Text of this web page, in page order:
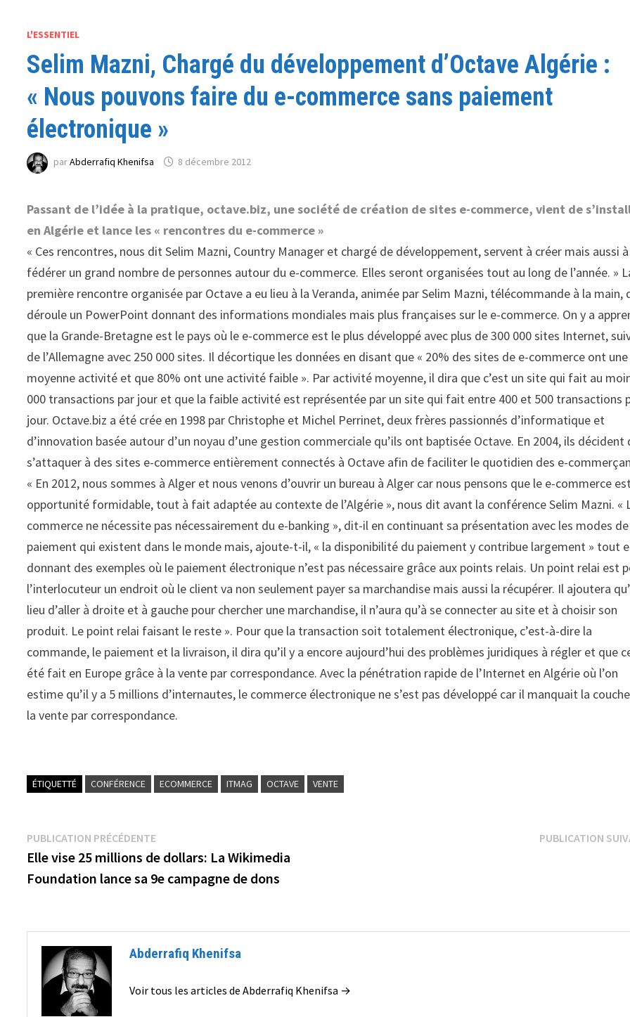
L'ESSENTIEL
Selim Mazni, Chargé du développement d’Octave Algérie :
« Nous pouvons faire du e-commerce sans paiement
électronique »
parAbderrafiq Khenifsa 8 décembre 2012
Passant de l’idée à la pratique, octave.biz, une société de création de sites e-commerce, vient de
en Algérie et lance les « rencontres du e-commerce »
« Ces rencontres, nous dit Selim Mazni, Country Manager et chargé de développement, servent à créer mais aussi à
fédérer un grand nombre de personnes autour du e-commerce. Elles seront organisées tout au long de l’année. »
première rencontre organisée par Octave a eu lieu à la Veranda, animée par Selim Mazni, télécommande à la main,
déroule un PowerPoint donnant des informations mondiales mais plus françaises sur le e-commerce. On y a
que la Grande-Bretagne est le pays où le e-commerce est le plus développé avec plus de 300 000 sites Internet,
de l’Allemagne avec 250 000 sites. Il décortique les données en disant que « 20% des sites de e-commerce ont une
moyenne activité et que 80% ont une activité faible ». Par activité moyenne, il dira que c’est un site qui fait au
000 transactions par jour et que la faible activité est représentée par un site qui fait entre 400 et 500 transactions
jour. Octave.biz a été crée en 1998 par Christophe et Michel Perrinet, deux frères passionnés d’informatique et
d’innovation basée autour d’un noyau d’une gestion commerciale qu’ils ont baptisée Octave. En 2004, ils décident
s’attaquer à des sites e-commerce entièrement connectés à Octave afin de faciliter le quotidien des e-
« En 2012, nous sommes à Alger et nous venons d’ouvrir un bureau à Alger car nous pensons que le e-commerce
opportunité formidable, tout à fait adaptée au contexte de l’Algérie », nous dit avant la conférence Selim Mazni. «
commerce ne nécessite pas nécessairement du e-banking », dit-il en continuant sa présentation avec les modes de
paiement qui existent dans le monde mais, ajoute-t-il, « la disponibilité du paiement y contribue largement » tout
donnant des exemples où le paiement électronique n’est pas nécessaire grâce aux points relais. Un point relai est
l’interlocuteur un endroit où le client va non seulement payer sa marchandise mais aussi la récupérer. Il ajoutera
lieu d’aller à droite et à gauche pour chercher une marchandise, il n’aura qu’à se connecter au site et à choisir son
produit. Le point relai faisant le reste ». Pour que la transaction soit totalement électronique, c’est-à-dire la
commande, le paiement et la livraison, il dira qu’il y a encore aujourd’hui des problèmes juridiques à régler et que
été fait en Europe grâce à la vente par correspondance. Avec la pénétration rapide de l’Internet en Algérie où l’on
estime qu’il y a 5 millions d’internautes, le commerce électronique ne s’est pas développé car il manquait la
la vente par correspondance.
ÉTIQUETTÉ CONFÉRENCE ECOMMERCE ITMAG OCTAVE VENTE
Navigation
de
PUBLICATION PRÉCÉDENTEPublication
précédente :
Elle vise 25 millions de dollars: La Wikimedia
Foundation lance sa 9e campagne de dons
PUBLICATION
Abderrafiq Khenifsa
Voir tous les articles de Abderrafiq Khenifsa →